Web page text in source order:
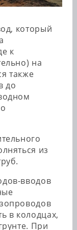
который
к
на
также
до
из
вводов
в колодцах,
При